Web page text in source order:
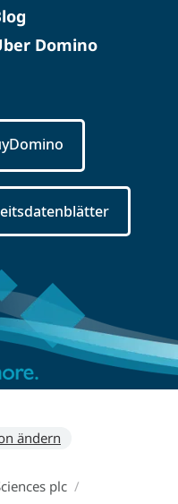
Domino
ändern
plc /